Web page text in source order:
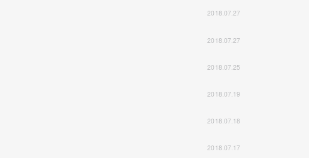
2018.07.27
2018.07.27
2018.07.25
2018.07.19
2018.07.18
2018.07.17